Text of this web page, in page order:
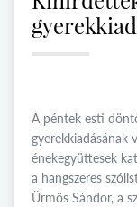
A péntek esti
gyerekkiadásának
énekegyüttesek
a hangszeres
Ürmös Sándor, a